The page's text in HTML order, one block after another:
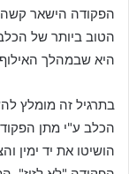
הפקודה הישאר
הטוב ביותר של
היא שבמהלך
הכלב ע"י מתן
הושיטו את יד ימין